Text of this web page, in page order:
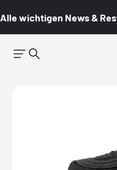
Alle wichtigen News &